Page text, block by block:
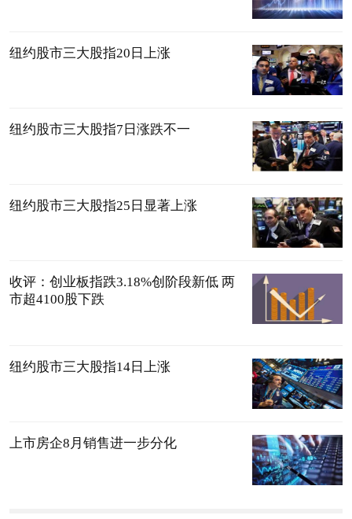
纽约股市三大股指20日上涨
纽约股市三大股指7日涨跌不一
纽约股市三大股指25日显著上涨
收评：创业板指跌3.18%创阶段新低 两
市超4100股下跌
纽约股市三大股指14日上涨
上市房企8月销售进一步分化